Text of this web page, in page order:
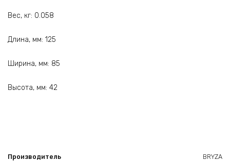
Вес, кг: 0.058
Длина, мм: 125
Ширина, мм: 85
Высота, мм: 42
Производитель BRYZA